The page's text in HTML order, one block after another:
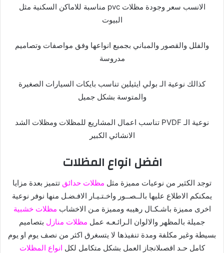
الانسب سعر وجودة مظلات pvc مناسبة للاماكن السكنية مثل
البيوت
والفلل والقصور والمباني بجميع انواعها وفق مواصفات وتصاميم
مدروسة
كذالك نوعية الـ بولي ايثيلين تناسب بايكات السيارات الصغيرة
والمتوسة بشكل جميل
نوعية الـ PVDF تناسب اعمال المشاريع للمظلات ومظلات الشد
الانشائي الكبير
افضل انواع المظلات
توجد الكثير من نوعيات مميزة مثل مظلات حدائق تتميز بعدة مزايا
يمكنكم الاطلاع عليها بالــصــور واخـتـيـار الافـضـل منها نوفر نوعية
اخرى مميزة باشـكـال رهيبه ومميزة مـن الاخشاب مظلات خشبية
جميلة بالمظهر والالوان الـرائـعـه عمل مظلات منازل بتصاميم
بسيطة وغير مكلفة ومدة تنفيذها لا يتسغرق اكثر من نصف يوم او يوم
كامل حـد اقصىلانجاز العمل بشكل متكامل لكل انواع المظلات